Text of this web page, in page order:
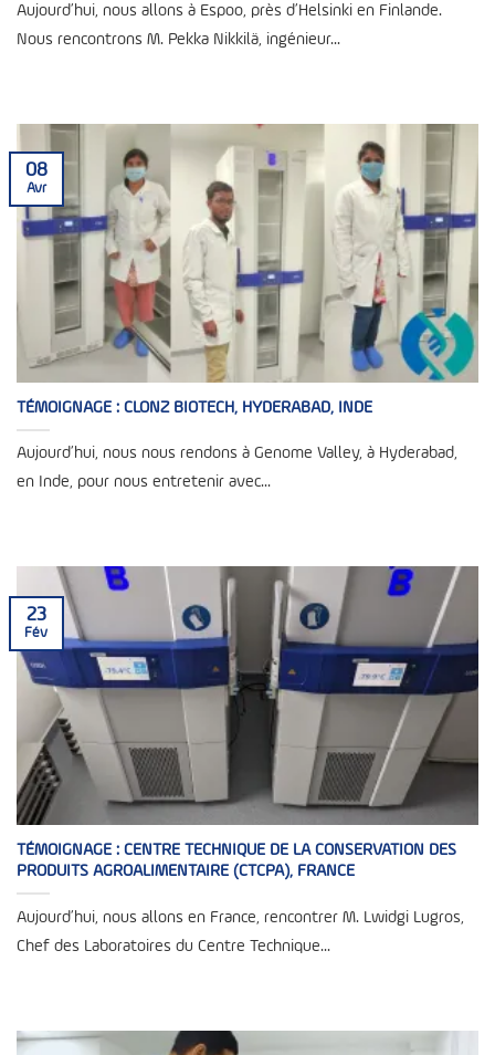
Aujourd’hui, nous allons à Espoo, près d’Helsinki en Finlande.
Nous rencontrons M. Pekka Nikkilä, ingénieur...
TÉMOIGNAGE : CLONZ BIOTECH, HYDERABAD, INDE
Aujourd’hui, nous nous rendons à Genome Valley, à Hyderabad,
en Inde, pour nous entretenir avec...
08
Avr
TÉMOIGNAGE : CENTRE TECHNIQUE DE LA CONSERVATION DES
PRODUITS AGROALIMENTAIRE (CTCPA), FRANCE
Aujourd’hui, nous allons en France, rencontrer M. Lwidgi Lugros,
Chef des Laboratoires du Centre Technique...
23
Fév